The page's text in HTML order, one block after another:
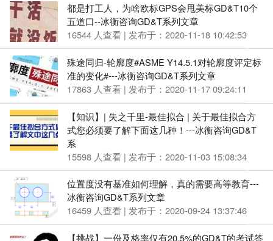
都是打工人，为啥欧标GPS会甩美标GD&T10个
五道口--冰衡咨询GD&T系列文章
16544 人查看 | 发布于：2020-11-18 10:42:53
殊途同归-轮廓度#ASME Y14.5.1对轮廓度评定标
准的变化#---冰衡咨询GD&T系列文章
17863 人查看 | 发布于：2020-11-17 09:24:11
【知识】| 失之千里-最佳拟合 | 关于最佳拟合方
式您必须要了解下面这几种！---冰衡咨询GD&T
系
15598 人查看 | 发布于：2020-11-03 15:08:34
位置度没有基准如何理解，真的需要高等教育---
冰衡咨询GD&T系列文章
16459 人查看 | 发布于：2020-09-24 13:37:46
【挑战】一份及格率仅有20.5%的GD&T的考试答